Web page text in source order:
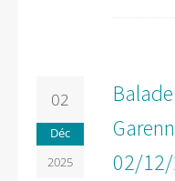
02
Déc
2025
02/